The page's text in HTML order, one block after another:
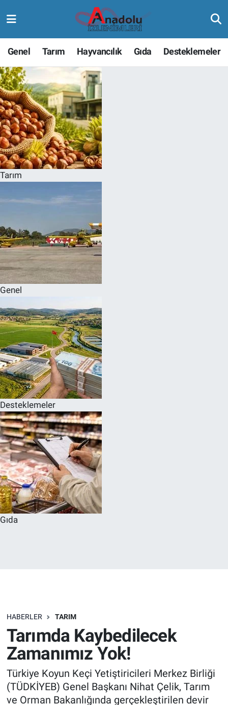
Genel Tarım Hayvancılık Gıda Desteklemeler
Tarım
Genel
Desteklemeler
Gıda
HABERLER TARIM
Tarımda Kaybedilecek
Zamanımız Yok!
Türkiye Koyun Keçi Yetiştiricileri Merkez Birliği
(TÜDKİYEB) Genel Başkanı Nihat Çelik, Tarım
ve Orman Bakanlığında gerçekleştirilen devir